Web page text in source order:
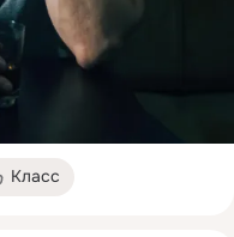
Класс